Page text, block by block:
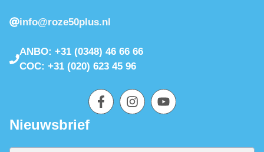
info@roze50plus.nl
ANBO: +31 (0348) 46 66 66
COC: +31 (020) 623 45 96
Nieuwsbrief